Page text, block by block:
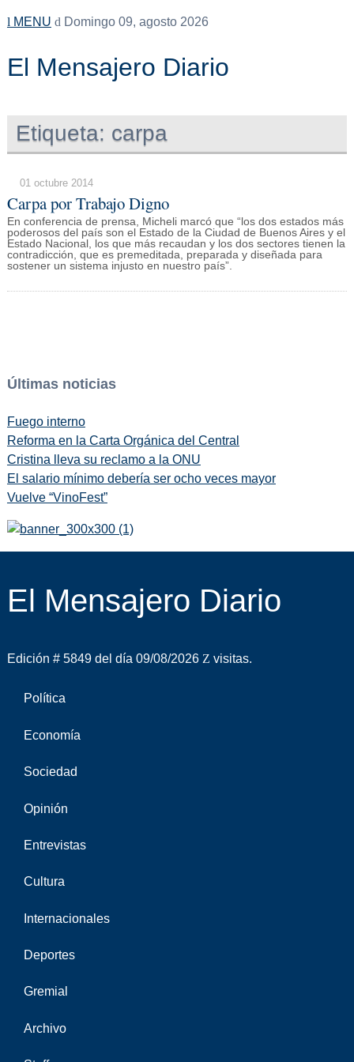
MENU Domingo 09, agosto 2026
El Mensajero Diario
Etiqueta: carpa
01 octubre 2014
Carpa por Trabajo Digno
En conferencia de prensa, Micheli marcó que “los dos estados más
poderosos del país son el Estado de la Ciudad de Buenos Aires y el
Estado Nacional, los que más recaudan y los dos sectores tienen la
contradicción, que es premeditada, preparada y diseñada para
sostener un sistema injusto en nuestro país”.
Últimas noticias
Fuego interno
Reforma en la Carta Orgánica del Central
Cristina lleva su reclamo a la ONU
El salario mínimo debería ser ocho veces mayor
Vuelve “VinoFest”
El Mensajero Diario
Edición # 5849 del día 09/08/2026 visitas.
Política
Economía
Sociedad
Opinión
Entrevistas
Cultura
Internacionales
Deportes
Gremial
Archivo